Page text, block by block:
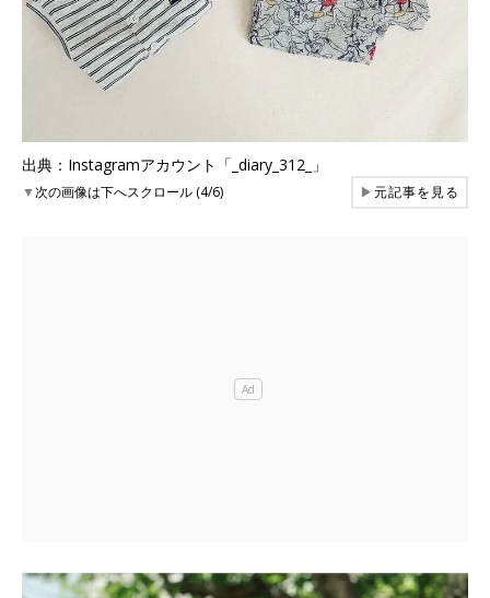
出典：Instagramアカウント「_diary_312_」
▼次の画像は下へスクロール (4/6) ▶元記事を見る